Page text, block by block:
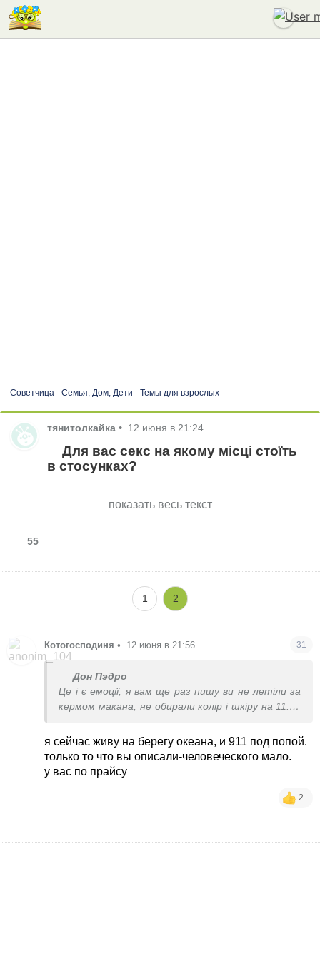
Советчица- Семья, Дом, Дети - Темы для взрослых
тянитолкайка • 12 июня в 21:24
Для вас секс на якому місці стоїть
в стосунках?
показать весь текст
55
1 2
Котогосподиня • 12 июня в 21:56 31
Дон Пэдро
Це і є емоції, я вам ще раз пишу ви не летіли за
кермом макана, не обирали колір і шкіру на 11.12
я сейчас живу на берегу океана, и 911 под попой.
только то что вы описали-человеческого мало.
у вас по прайсу
2